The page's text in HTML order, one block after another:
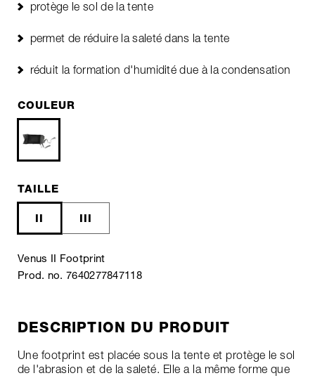
protège le sol de la tente
permet de réduire la saleté dans la tente
réduit la formation d'humidité due à la condensation
COULEUR
TAILLE
Venus II Footprint
Prod. no. 7640277847118
DESCRIPTION DU PRODUIT
Une footprint est placée sous la tente et protège le sol
de l'abrasion et de la saleté. Elle a la même forme que